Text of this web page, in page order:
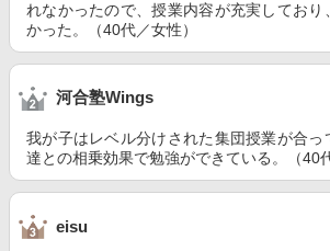
れなかったので、授業内容が充実しており
かった。（40代／女性）
河合塾Wings
我が子はレベル分けされた集団授業が合っ
達との相乗効果で勉強ができている。（40
eisu